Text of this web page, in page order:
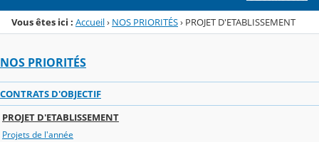
Vous êtes ici : Accueil› NOS PRIORITÉS› PROJET D'ETABLISSEMENT
NOS PRIORITÉS
CONTRATS D'OBJECTIF
PROJET D'ETABLISSEMENT
Projets de l'année